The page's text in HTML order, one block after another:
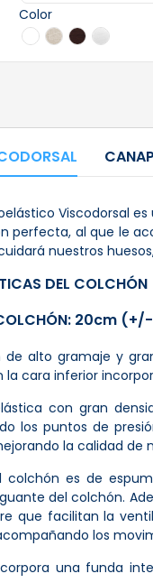
Color
Viscodorsal
perfecta, al que le
nuestros
DEL COLCHÓN
COLCHÓN: 20cm
de alto gramaje y
la cara inferior
con gran
los puntos de
la calidad de
colchón es de
del colchón.
que facilitan la
los
una funda